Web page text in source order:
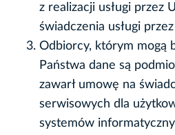
z realizacji usługi przez
świadczenia usługi
Odbiorcy, którym mogą
Państwa dane są
zawarł umowę na
serwisowych dla
systemów